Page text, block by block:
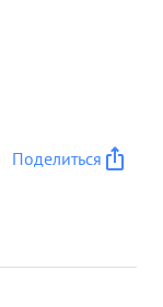
Поделиться